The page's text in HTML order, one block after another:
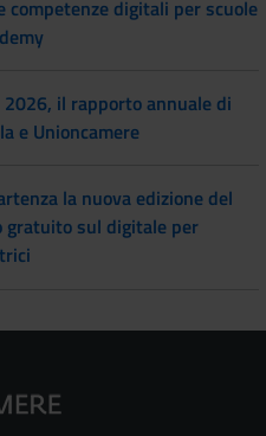
competenze digitali per scuole
2026, il rapporto annuale di
e Unioncamere
la nuova edizione del
gratuito sul digitale per